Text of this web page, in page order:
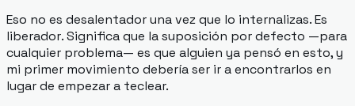
Eso no es desalentador una vez que lo internalizas. Es
liberador. Significa que la suposición por defecto —para
cualquier problema— es que alguien ya pensó en esto, y
mi primer movimiento debería ser ir a encontrarlos en
lugar de empezar a teclear.